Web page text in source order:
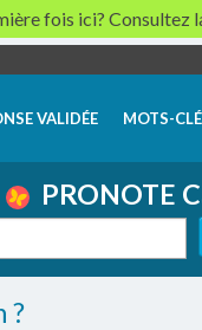
VALIDÉE MOTS-
PRONOTE
?
fois ici? Consultez